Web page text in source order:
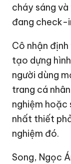
cháy sáng
đang check-
Cô nhận
tạo dựng
người dùng
trang cá
nghiệm hoặc
nhất thiết
nghiệm đó.
Song, Ngọc